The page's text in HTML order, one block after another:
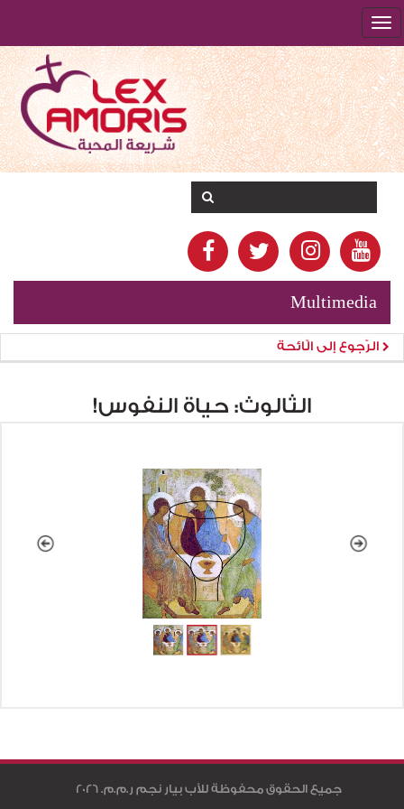
Multimedia
الرّجوع إلى الّائحة
الثالوث: حياة النفوس!
جميع الحقوق محفوظة للأب بيار نجم ر.م.م. 2026